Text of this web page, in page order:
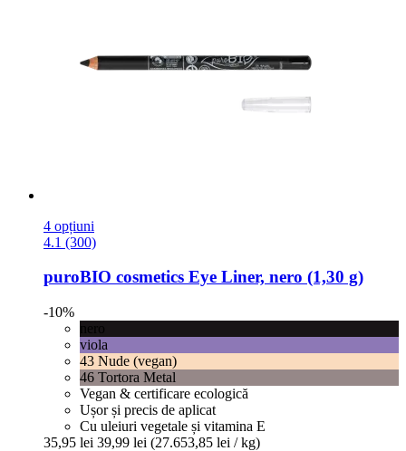
4 opțiuni
4.1 (300)
puroBIO cosmetics Eye Liner, nero (1,30 g)
-10%
nero
viola
43 Nude (vegan)
46 Tortora Metal
Vegan & certificare ecologică
Ușor și precis de aplicat
Cu uleiuri vegetale și vitamina E
35,95 lei 39,99 lei (27.653,85 lei / kg)